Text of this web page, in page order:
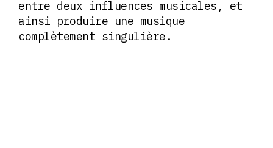
entre deux influences musicales, et
ainsi produire une musique
complètement singulière.